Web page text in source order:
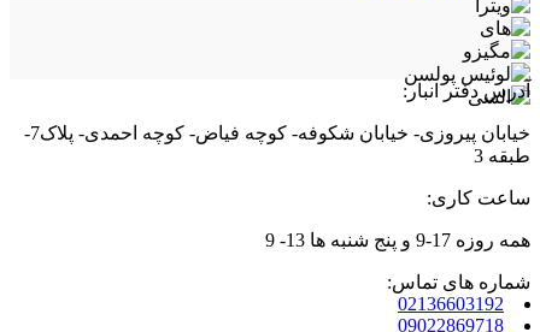
آدرس دفتر انبار:
خیابان پیروزی- خیابان شکوفه- کوچه فیاض- کوچه احمدی- پلاک7-
طبقه 3
ساعت کاری:
همه روزه 17-9 و پنج شنبه ها 13- 9
شماره های تماس:
02136603192
09022869718